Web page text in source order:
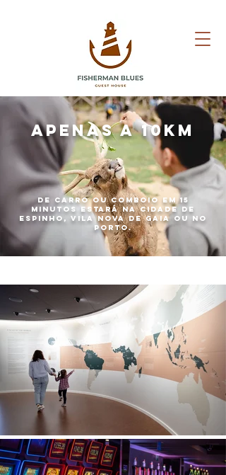
APENAS A 10KM
De carro ou comboio em 15
minutos estará na cidade de
espinho, Vila Nova de Gaia ou no
Porto.